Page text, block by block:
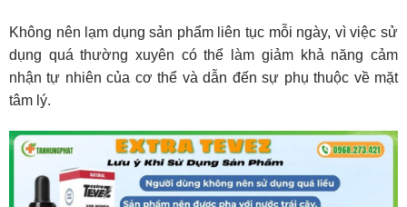
Không nên lạm dụng sản phẩm liên tục mỗi ngày, vì việc sử
dụng quá thường xuyên có thể làm giảm khả năng cảm
nhận tự nhiên của cơ thể và dẫn đến sự phụ thuộc về mặt
tâm lý.